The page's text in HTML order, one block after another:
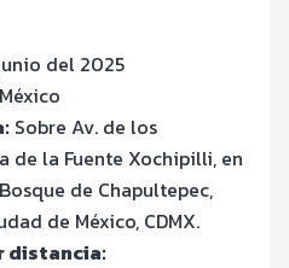
del 2025
Sobre Av. de los
de la Fuente Xochipilli, en
de Chapultepec,
de México, CDMX.
distancia: